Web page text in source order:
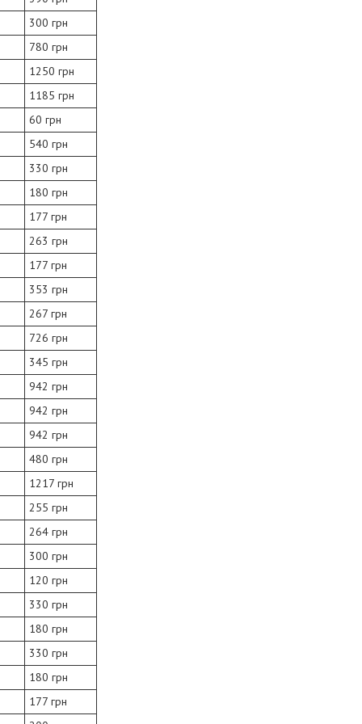
300 грн
780 грн
1250 грн
1185 грн
60 грн
540 грн
330 грн
180 грн
177 грн
263 грн
177 грн
353 грн
267 грн
726 грн
345 грн
942 грн
942 грн
942 грн
480 грн
1217 грн
255 грн
264 грн
300 грн
120 грн
330 грн
180 грн
330 грн
180 грн
177 грн